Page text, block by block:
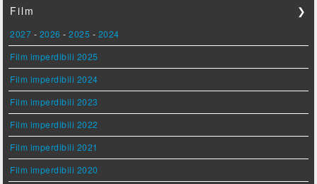
Film
❯
2027 - 2026 -2025 - 2024
Film imperdibili 2025
Film imperdibili 2024
Film imperdibili 2023
Film imperdibili 2022
Film imperdibili 2021
Film imperdibili 2020